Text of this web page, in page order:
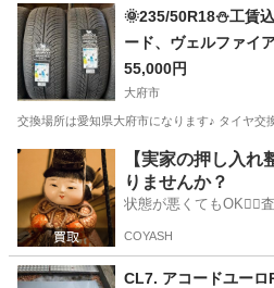
愛知 半田市 メンテナンス
🌞235/50R18⛄工賃
ード、ヴェルファイ
ベンツGLA、BMW7
ィQ3、ボルボXC70
ンタイヤ入荷しまし
55,000円
大府市
交換場所は愛知県大府市になります♪ タイヤ
愛知 大府市 タイヤ、ホイール
【実家の押し入
りませんか？
状態が悪くてもOK🙆‍♀️
COYASH
CL7. アコードユーロ